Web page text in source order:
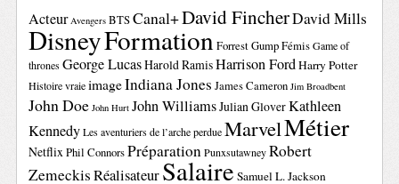
Acteur Avengers BTSCanal+David FincherDavid Mills
DisneyFormationForrest GumpFémis Game of
thrones George LucasHarold RamisHarrison FordHarry Potter
Histoire vraie imageIndiana Jones James Cameron Jim Broadbent
John Doe John Hurt John WilliamsJulian GloverKathleen
Kennedy Les aventuriers de l’arche perdue MarvelMétier
NetflixPhil ConnorsPréparation Punxsutawney Robert
ZemeckisRéalisateurSalaire Samuel L. Jackson